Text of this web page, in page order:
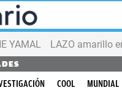
YAMAL LAZO amarillo
COOL MUNDIAL